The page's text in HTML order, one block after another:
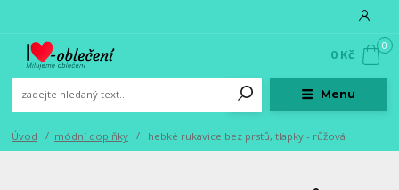
Menu
0
0 Kč
Úvod módní doplňky hebké rukavice bez prstů, tlapky - růžová